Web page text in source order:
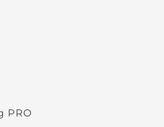
PRO